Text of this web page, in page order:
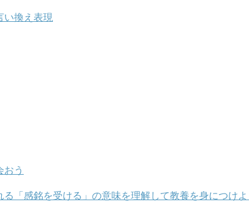
い換え表現
おう
る「感銘を受ける」の意味を理解して教養を身につけよ